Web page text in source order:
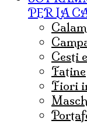
PER LA
cesti
fatine
fiori